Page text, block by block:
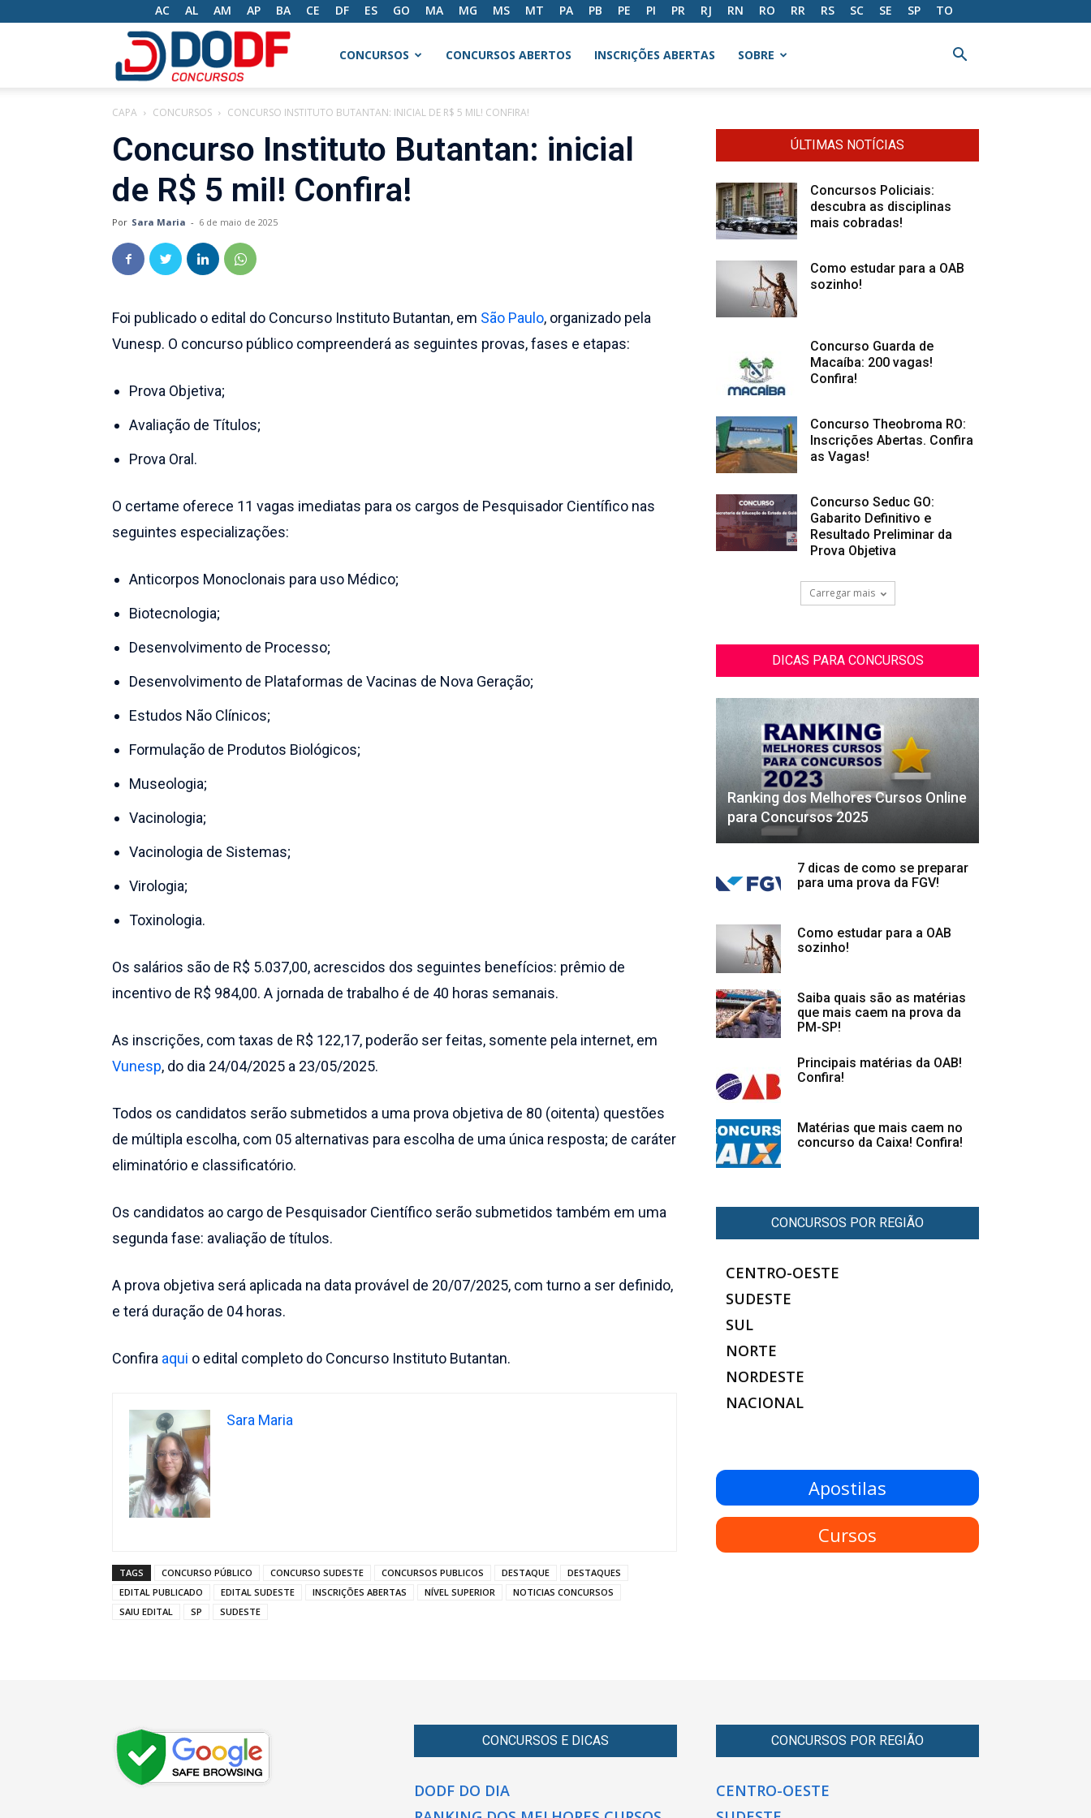
AC AL AM AP BA CE DF ES GO MA MG MS MT PA PB PE PI PR RJ RN RO RR RS SC SE SP TO
Concursos
CONCURSOS CONCURSOS ABERTOS INSCRIÇÕES ABERTAS SOBRE
CAPA CONCURSOS CONCURSO INSTITUTO BUTANTAN: INICIAL DE R$ 5 MIL! CONFIRA!
Concurso Instituto Butantan: inicial
de R$ 5 mil! Confira!
Por Sara Maria - 6 de maio de 2025
Foi publicado o edital do Concurso Instituto Butantan, em São Paulo, organizado pela
Vunesp. O concurso público compreenderá as seguintes provas, fases e etapas:
Prova Objetiva;
Avaliação de Títulos;
Prova Oral.
O certame oferece 11 vagas imediatas para os cargos de Pesquisador Científico nas
seguintes especializações:
Anticorpos Monoclonais para uso Médico;
Biotecnologia;
Desenvolvimento de Processo;
Desenvolvimento de Plataformas de Vacinas de Nova Geração;
Estudos Não Clínicos;
Formulação de Produtos Biológicos;
Museologia;
Vacinologia;
Vacinologia de Sistemas;
Virologia;
Toxinologia.
Os salários são de R$ 5.037,00, acrescidos dos seguintes benefícios: prêmio de
incentivo de R$ 984,00. A jornada de trabalho é de 40 horas semanais.
As inscrições, com taxas de R$ 122,17, poderão ser feitas, somente pela internet, em
Vunesp, do dia 24/04/2025 a 23/05/2025.
Todos os candidatos serão submetidos a uma prova objetiva de 80 (oitenta) questões
de múltipla escolha, com 05 alternativas para escolha de uma única resposta; de caráter
eliminatório e classificatório.
Os candidatos ao cargo de Pesquisador Científico serão submetidos também em uma
segunda fase: avaliação de títulos.
A prova objetiva será aplicada na data provável de 20/07/2025, com turno a ser definido,
e terá duração de 04 horas.
Confira aqui o edital completo do Concurso Instituto Butantan.
Sara Maria
TAGS CONCURSO PÚBLICO CONCURSO SUDESTE CONCURSOS PUBLICOS DESTAQUE
DESTAQUES
EDITAL PUBLICADO
EDITAL SUDESTE INSCRIÇÕES ABERTAS NÍVEL SUPERIOR
NOTICIAS CONCURSOS
SAIU EDITAL
SP SUDESTE
ÚLTIMAS NOTÍCIAS
Concursos Policiais:
descubra as disciplinas
mais cobradas!
Como estudar para a OAB
sozinho!
Concurso Guarda de
Macaíba: 200 vagas!
Confira!
Concurso Theobroma RO:
Inscrições Abertas. Confira
as Vagas!
Concurso Seduc GO:
Gabarito Definitivo e
Resultado Preliminar da
Prova Objetiva
Carregar mais
DICAS PARA CONCURSOS
Ranking dos Melhores Cursos Online
para Concursos 2025
7 dicas de como se preparar
para uma prova da FGV!
Como estudar para a OAB
sozinho!
Saiba quais são as matérias
que mais caem na prova da
PM-SP!
Principais matérias da OAB!
Confira!
Matérias que mais caem no
concurso da Caixa! Confira!
CONCURSOS POR REGIÃO
CENTRO-OESTE
SUDESTE
SUL
NORTE
NORDESTE
NACIONAL
Apostilas
Cursos
CONCURSOS E DICAS
DODF DO DIA
CONCURSOS POR REGIÃO
CENTRO-OESTE